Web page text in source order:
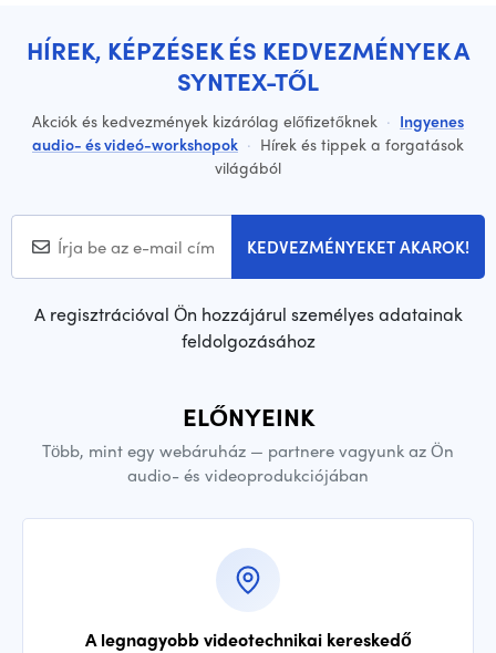
HÍREK, KÉPZÉSEK ÉS KEDVEZMÉNYEK A
SYNTEX-TŐL
Akciók és kedvezmények kizárólag előfizetőknek · Ingyenes
audio- és videó-workshopok · Hírek és tippek a forgatások
világából
KEDVEZMÉNYEKET AKAROK!
A regisztrációval Ön hozzájárul személyes adatainak
feldolgozásához
ELŐNYEINK
Több, mint egy webáruház — partnere vagyunk az Ön
audio- és videoprodukciójában
A legnagyobb videotechnikai kereskedő